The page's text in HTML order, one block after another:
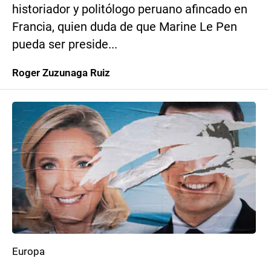
historiador y politólogo peruano afincado en
Francia, quien duda de que Marine Le Pen
pueda ser preside...
Roger Zuzunaga Ruiz
Europa